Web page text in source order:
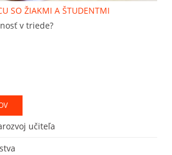
SO ŽIAKMI A ŠTUDENTMI
v triede?
učiteľa